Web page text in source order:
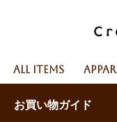
All Items
お買い物ガイド